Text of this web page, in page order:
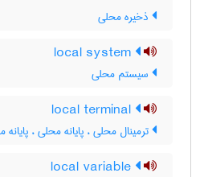
ذخیره محلی
سیستم محلی
ترمینال محلی ، پایانه محلی ،